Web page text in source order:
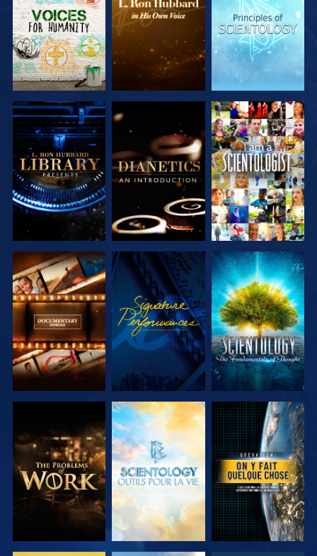
LES SÉRIES
LES SÉRIES
LES SÉRIES
DÉCOUVRIR
LES SÉRIES
DÉCOUVRIR
LES SÉRIES
REGARDER
DÉCOUVRIR
LES SÉRIES
REGARDER
DÉCOUVRIR
LES SÉRIES
DÉCOUVRIR
LES SÉRIES
DÉCOUVRIR
LES SÉRIES
REGARDER